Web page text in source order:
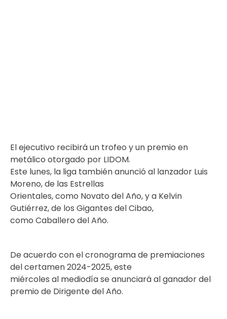
El ejecutivo recibirá un trofeo y un premio en
metálico otorgado por LIDOM.
Este lunes, la liga también anunció al lanzador Luis
Moreno, de las Estrellas
Orientales, como Novato del Año, y a Kelvin
Gutiérrez, de los Gigantes del Cibao,
como Caballero del Año.
De acuerdo con el cronograma de premiaciones
del certamen 2024-2025, este
miércoles al mediodía se anunciará al ganador del
premio de Dirigente del Año.